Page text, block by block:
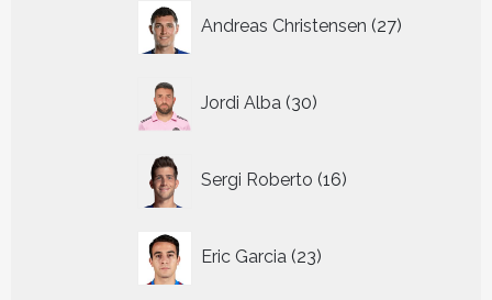
Andreas Christensen 27
producten
Jordi Alba 30
producten
Sergi Roberto 16
producten
Eric Garcia 23
producten